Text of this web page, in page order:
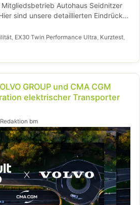
Autohaus Seidnitzer
sind unsere detaillierten Eindrücke
Elektroauto.
, EX30 Twin Performance Ultra, Kurztest,
GROUP und CMA CGM
elektrischer Transporter
bm